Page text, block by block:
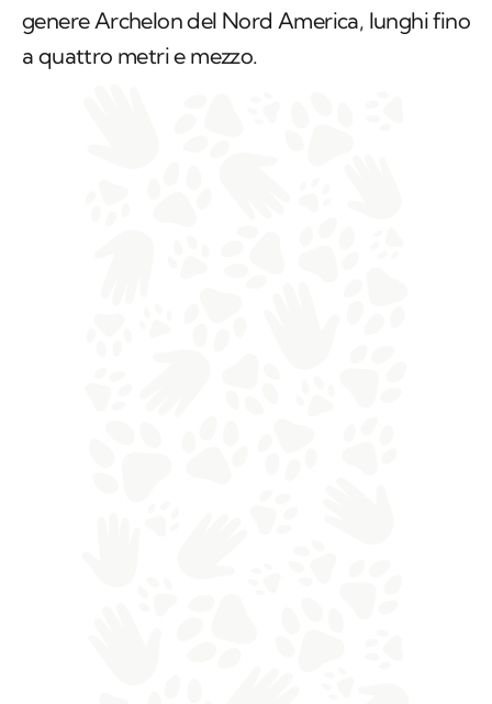
genere Archelondel Nord America, lunghi fino
a quattro metri e mezzo.